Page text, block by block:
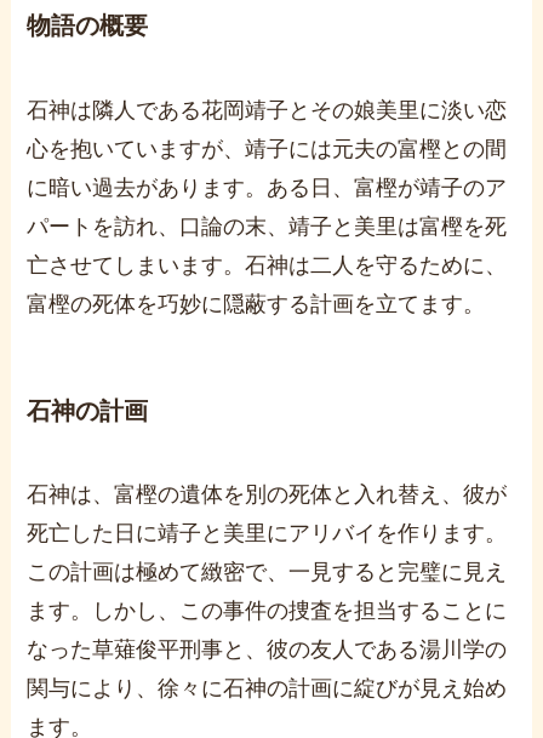
物語の概要
石神は隣人である花岡靖子とその娘美里に淡い恋
心を抱いていますが、靖子には元夫の富樫との間
に暗い過去があります。ある日、富樫が靖子のア
パートを訪れ、口論の末、靖子と美里は富樫を死
亡させてしまいます。石神は二人を守るために、
富樫の死体を巧妙に隠蔽する計画を立てます。
石神の計画
石神は、富樫の遺体を別の死体と入れ替え、彼が
死亡した日に靖子と美里にアリバイを作ります。
この計画は極めて緻密で、一見すると完璧に見え
ます。しかし、この事件の捜査を担当することに
なった草薙俊平刑事と、彼の友人である湯川学の
関与により、徐々に石神の計画に綻びが見え始め
ます。